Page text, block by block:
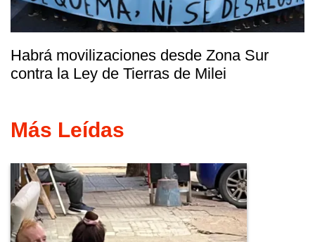
Habrá movilizaciones desde Zona Sur
contra la Ley de Tierras de Milei
Más Leídas